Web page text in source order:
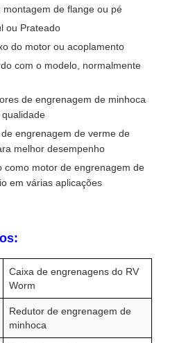
montagem de flange ou pé
ou Prateado
do motor ou acoplamento
com o modelo, normalmente
de engrenagem de minhoca
engrenagem de verme de
melhor desempenho
como motor de engrenagem de
em várias aplicações
Caixa de engrenagens do RV
Worm
Redutor de engrenagem de
minhoca